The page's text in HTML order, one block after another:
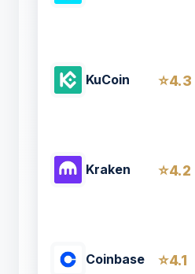
KuCoin 4.3
Kraken 4.2
Coinbase 4.1